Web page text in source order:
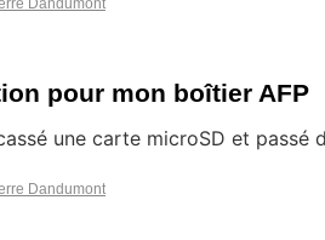
Dandumont
pour mon boîtier AFP
une carte microSD et
Dandumont